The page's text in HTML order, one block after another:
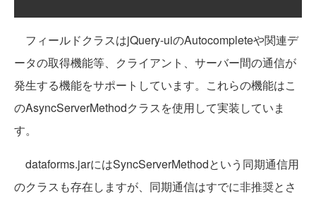
フィールドクラスはjQuery-uiのAutocompleteや関連デ
ータの取得機能等、クライアント、サーバー間の通信が
発生する機能をサポートしています。これらの機能はこ
のAsyncServerMethodクラスを使用して実装していま
す。
dataforms.jarにはSyncServerMethodという同期通信用
のクラスも存在しますが、同期通信はすでに非推奨とさ